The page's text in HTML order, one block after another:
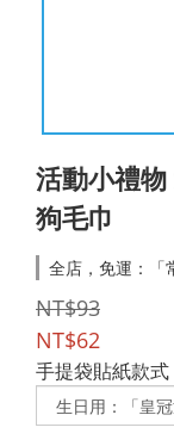
活動小禮
狗毛巾
全店，免運：「
NT$93
NT$62
手提袋貼紙款式